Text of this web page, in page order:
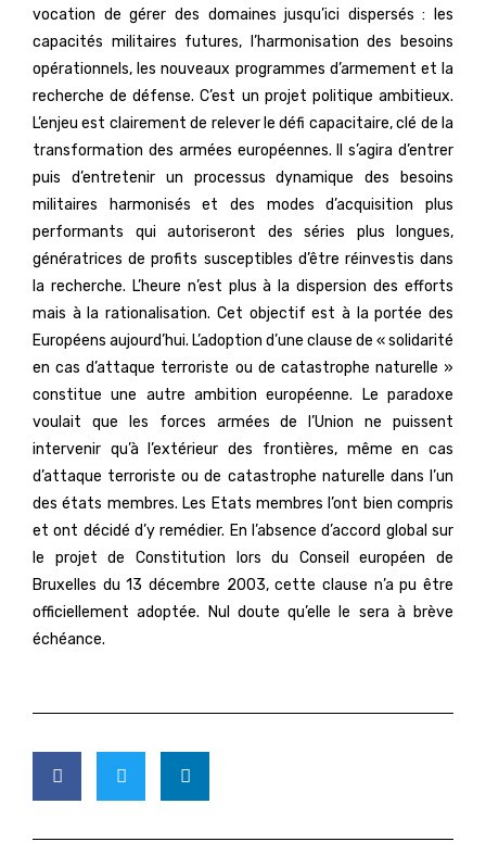
vocation de gérer des domaines jusqu’ici dispersés : les
capacités militaires futures, l’harmonisation des besoins
opérationnels, les nouveaux programmes d’armement et la
recherche de défense. C’est un projet politique ambitieux.
L’enjeu est clairement de relever le défi capacitaire, clé de la
transformation des armées européennes. Il s’agira d’entrer
puis d’entretenir un processus dynamique des besoins
militaires harmonisés et des modes d’acquisition plus
performants qui autoriseront des séries plus longues,
génératrices de profits susceptibles d’être réinvestis dans
la recherche. L’heure n’est plus à la dispersion des efforts
mais à la rationalisation. Cet objectif est à la portée des
Européens aujourd’hui. L’adoption d’une clause de « solidarité
en cas d’attaque terroriste ou de catastrophe naturelle »
constitue une autre ambition européenne. Le paradoxe
voulait que les forces armées de l’Union ne puissent
intervenir qu’à l’extérieur des frontières, même en cas
d’attaque terroriste ou de catastrophe naturelle dans l’un
des états membres. Les Etats membres l’ont bien compris
et ont décidé d’y remédier. En l’absence d’accord global sur
le projet de Constitution lors du Conseil européen de
Bruxelles du 13 décembre 2003, cette clause n’a pu être
officiellement adoptée. Nul doute qu’elle le sera à brève
échéance.